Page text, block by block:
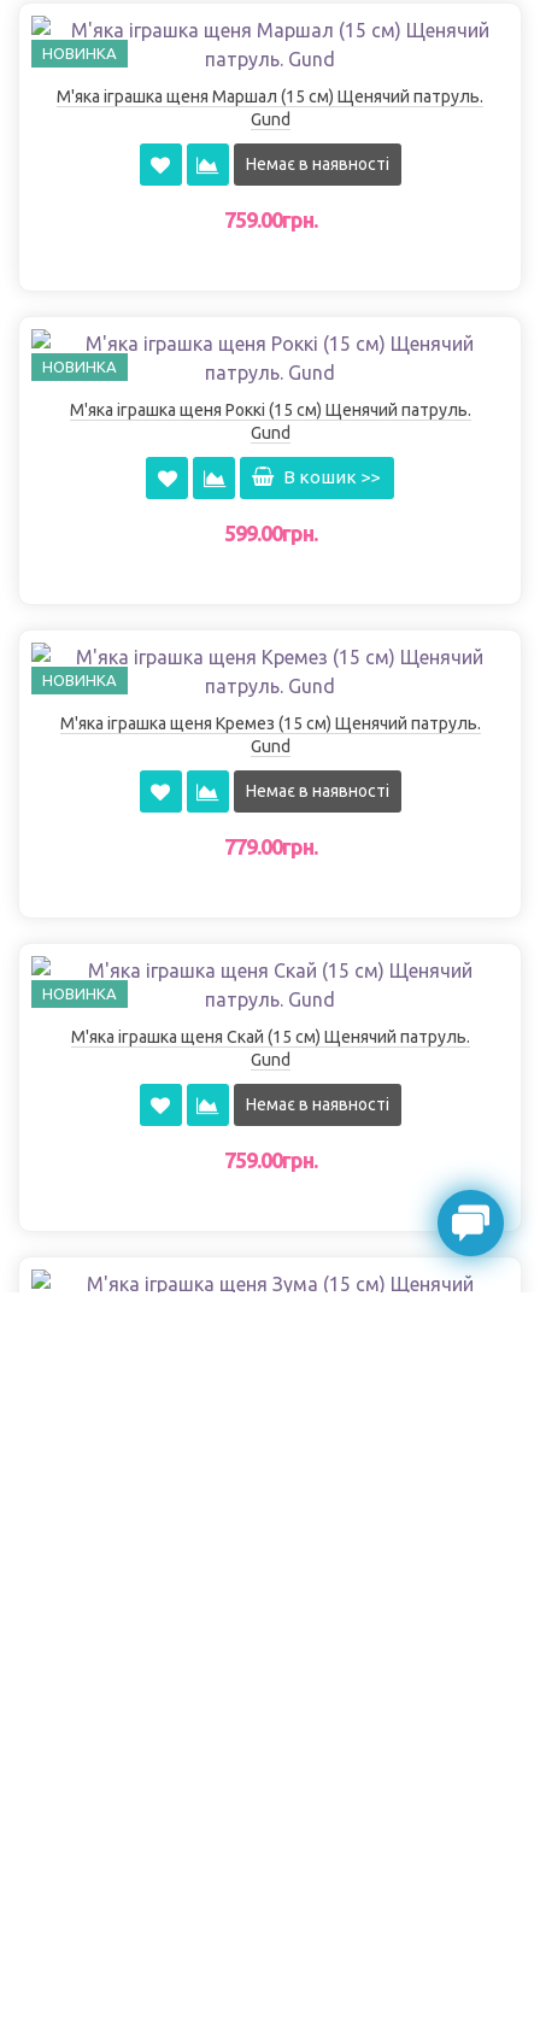
НОВИНКА
М'яка іграшка щеня Маршал (15 см) Щенячий патруль.
Gund
Немає в наявності
759.00грн.
НОВИНКА
М'яка іграшка щеня Роккі (15 см) Щенячий патруль.
Gund
В кошик >>
599.00грн.
НОВИНКА
М'яка іграшка щеня Кремез (15 см) Щенячий патруль.
Gund
Немає в наявності
779.00грн.
НОВИНКА
М'яка іграшка щеня Скай (15 см) Щенячий патруль.
Gund
Немає в наявності
759.00грн.